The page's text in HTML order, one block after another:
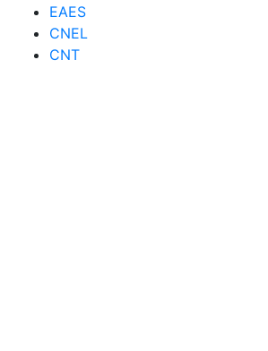
EAES
CNEL
CNT